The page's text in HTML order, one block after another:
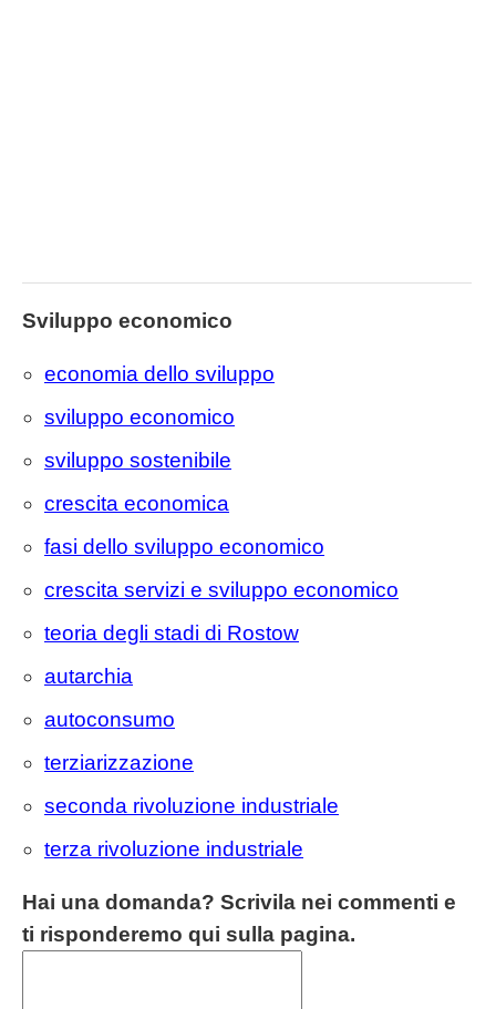
Sviluppo economico
economia dello sviluppo
sviluppo economico
sviluppo sostenibile
crescita economica
fasi dello sviluppo economico
crescita servizi e sviluppo economico
teoria degli stadi di Rostow
autarchia
autoconsumo
terziarizzazione
seconda rivoluzione industriale
terza rivoluzione industriale
Hai una domanda? Scrivila nei commenti e
ti risponderemo qui sulla pagina.